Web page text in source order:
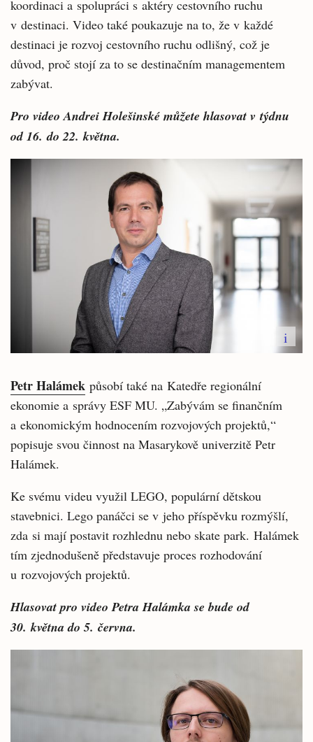
koordinaci a spolupráci s aktéry cestovního ruchu
v destinaci. Video také poukazuje na to, že v každé
destinaci je rozvoj cestovního ruchu odlišný, což je
důvod, proč stojí za to se destinačním managementem
zabývat.
Pro video Andrei Holešinské můžete hlasovat v týdnu
od 16. do 22. května.
i
Petr Halámek působí také na Katedře regionální
ekonomie a správy ESF MU. „Zabývám se finančním
a ekonomickým hodnocením rozvojových projektů,“
popisuje svou činnost na Masarykově univerzitě Petr
Halámek.
Ke svému videu využil LEGO, populární dětskou
stavebnici. Lego panáčci se v jeho příspěvku rozmýšlí,
zda si mají postavit rozhlednu nebo skate park. Halámek
tím zjednodušeně představuje proces rozhodování
u rozvojových projektů.
Hlasovat pro video Petra Halámka se bude od
30. května do 5. června.